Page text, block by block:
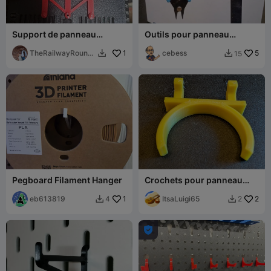
Support de panneau
perforé pour chargeur
Milwaukee M18-M12
TheRailwayRound
 1
Outils pour panneau
perforé de 52 mm
cebess  15 5
Pegboard Filament Hanger
eb613819  4 1
Crochets pour panneau
perforé pour accessoires
Shop VacItsaLuigi65  2 2
